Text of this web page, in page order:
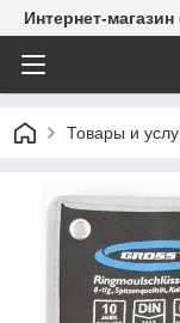
Интернет-
Товары и